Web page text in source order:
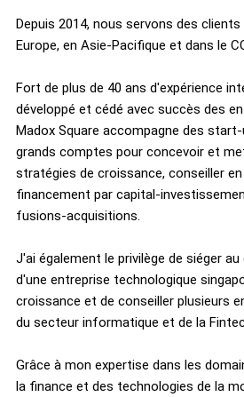
Depuis 2014, nous servons des clients
Europe, en Asie-Pacifique et dans le
Fort de plus de 40 ans d'expérience
développé et cédé avec succès des
Madox Square accompagne des
grands comptes pour concevoir et
stratégies de croissance, conseiller
financement par capital-
fusions-acquisitions.
J'ai également le privilège de siéger
d'une entreprise technologique
croissance et de conseiller plusieurs
du secteur informatique et de la
Grâce à mon expertise dans les
la finance et des technologies de la